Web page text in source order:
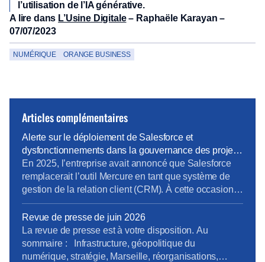
l’utilisation de l’IA générative.
A lire dans L’Usine Digitale– Raphaële Karayan –
07/07/2023
NUMÉRIQUE ORANGE BUSINESS
Articles complémentaires
Alerte sur le déploiement de Salesforce et
dysfonctionnements dans la gouvernance des projets
métiers
En 2025, l’entreprise avait annoncé que Salesforce
remplacerait l’outil Mercure en tant que système de
gestion de la relation client (CRM). À cette occasion,
la Direction Pro-PME et la Direction du Système
d’Information (DSI) avaient sollicité chaque métier
pour élaborer un cahier des charges rigoureux,
destiné à prendre en compte les besoins terrain
spécifiques de […]
Revue de presse de juin 2026
La revue de presse est à votre disposition. Au
sommaire : Infrastructure, géopolitique du
numérique, stratégie, Marseille, réorganisations,